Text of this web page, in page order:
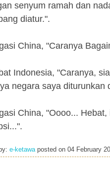
senyum ramah dan
diatur.".
China, "Caranya
Indonesia, "Caranya,
negara saya diturunkan
China, "Oooo...
e-ketawaposted on 04 February